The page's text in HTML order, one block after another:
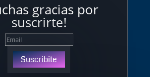
gracias por
suscrirte!
Suscribite